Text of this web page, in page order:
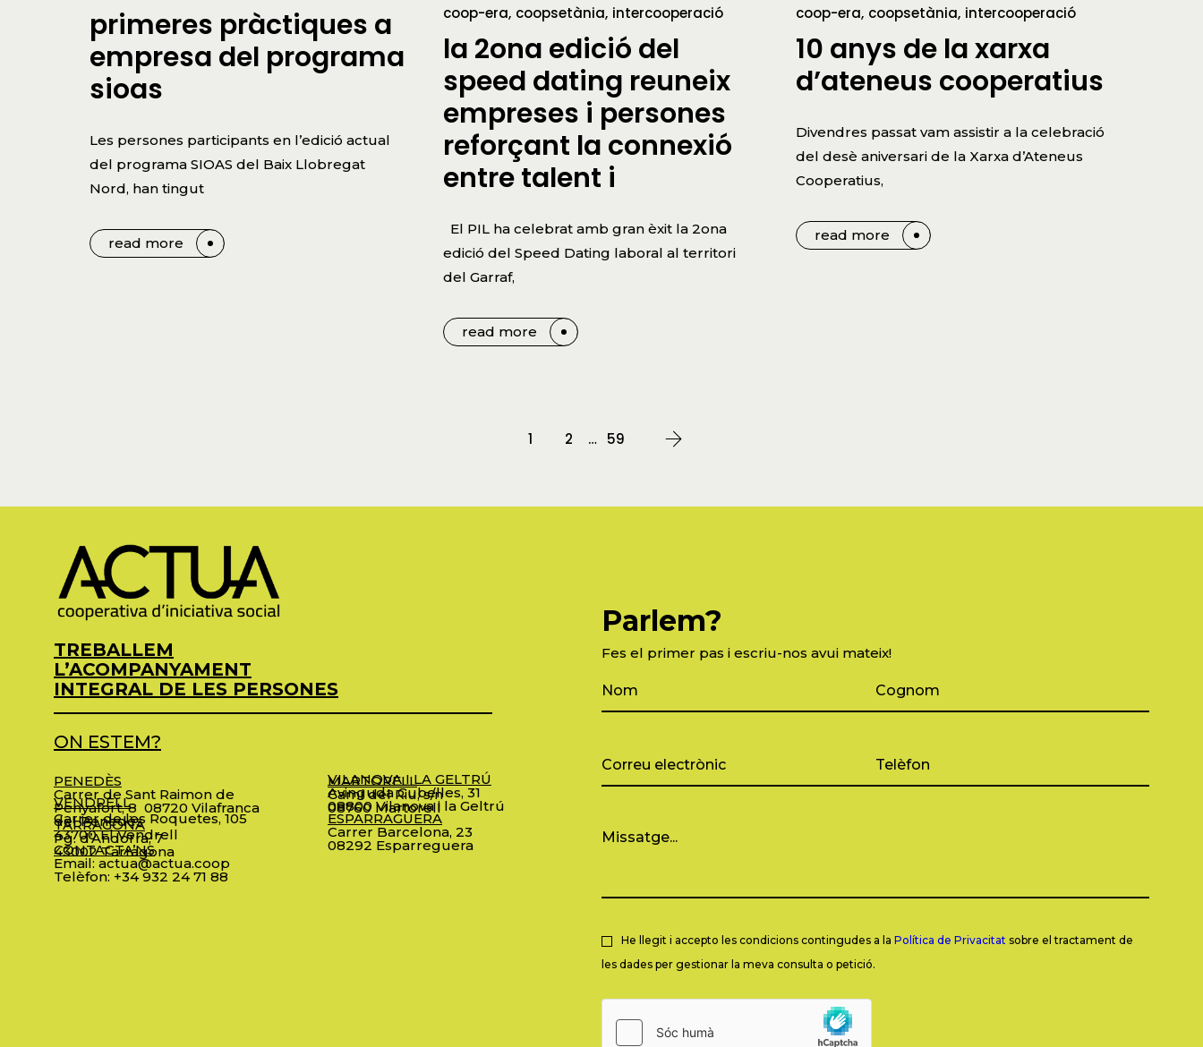
primeres pràctiques a
empresa del programa
sioas
Les persones participants en l’edició actual
del programa SIOAS del Baix Llobregat
Nord, han tingut
read more
coop-era coopsetània intercooperació
la 2ona edició del
speed dating reuneix
empreses i persones
reforçant la connexió
entre talent i
El PIL ha celebrat amb gran èxit la 2ona
edició del Speed Dating laboral al territori
del Garraf,
read more
coop-era coopsetània intercooperació
10 anys de la xarxa
d’ateneus cooperatius
Divendres passat vam assistir a la celebració
del desè aniversari de la Xarxa d’Ateneus
Cooperatius,
read more
1 2 … 59
TREBALLEM
L’ACOMPANYAMENT
INTEGRAL DE LES PERSONES
ON ESTEM?
PENEDÈS
Carrer de Sant Raimon de
Penyafort, 8 08720 Vilafranca
del Penedès
VENDRELL
Carrer de les Roquetes, 105
43700 El Vendrell
TARRAGONA
Pg. d’Andorra, 7
43002 Tarragona
CONTACTA’NS
Email: actua@actua.coop
Telèfon: +34 932 24 71 88
MARTORELL
Camí del Riu, s/n
08760 Martorell
VILANOVA I LA GELTRÚ
Avinguda Cubelles, 31
08800 Vilanova i la Geltrú
ESPARRAGUERA
Carrer Barcelona, 23
08292 Esparreguera
Parlem?
Fes el primer pas i escriu-nos avui mateix!
He llegit i accepto les condicions contingudes a la Política de Privacitat sobre el tractament de
les dades per gestionar la meva consulta o petició.